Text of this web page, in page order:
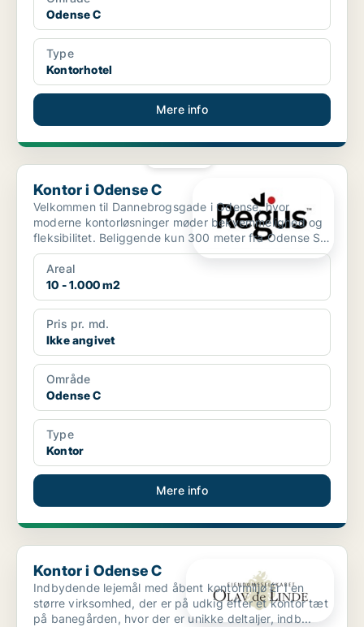
Odense C
Type
Kontorhotel
Mere info
Kontor i Odense C
Kontor i Odense C
Velkommen til Dannebrogsgade i Odense, hvor
moderne kontorløsninger møder bekvemmelighed og
fleksibilitet. Beliggende kun 300 meter fra Odense St.
bus- og to...
Areal
10 - 1.000 m2
Pris pr. md.
Ikke angivet
Område
Odense C
Type
Kontor
Mere info
Kontor i Odense C
Kontor i Odense C
Indbydende lejemål med åbent kontormiljø Er I en
større virksomhed, der er på udkig efter et kontor tæt
på banegården, hvor der er unikke deltaljer, indb...